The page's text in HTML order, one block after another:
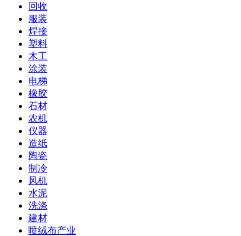
回收
服装
焊接
塑料
木工
涂装
电梯
橡胶
石材
农机
仪器
造纸
陶瓷
制冷
风机
水泥
洗涤
建材
喷绒布产业